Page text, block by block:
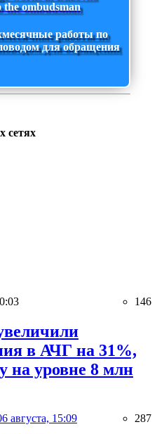
ombudsman
работы по
для обращения
сетях
146
в АЧГ на 31%,
на уровне 8 млн
августа, 15:09 287